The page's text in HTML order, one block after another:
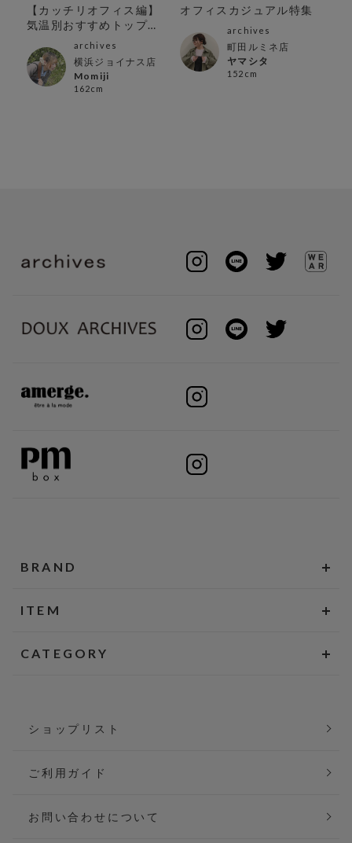
【カッチリオフィス編】
気温別おすすめトップ
archives
横浜ジョイナス店
Momiji
162cm
オフィスカジュアル特集
archives
町田ルミネ店
ヤマシタ
152cm
BRAND
ITEM
CATEGORY
ショップリスト
ご利用ガイド
お問い合わせについて